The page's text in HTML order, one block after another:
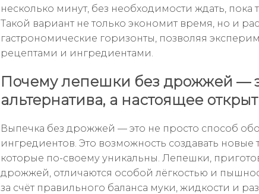
несколько минут, без необходимости ждать, пока
Такой вариант не только экономит время, но и
гастрономические горизонты, позволяя
рецептами и ингредиентами.
Почему лепешки без дрожжей —
альтернатива, а настоящее
Выпечка без дрожжей — это не просто способ
ингредиентов. Это возможность создавать новые
которые по-своему уникальны. Лепешки,
дрожжей, отличаются особой лёгкостью и
за счёт правильного баланса муки, жидкости и